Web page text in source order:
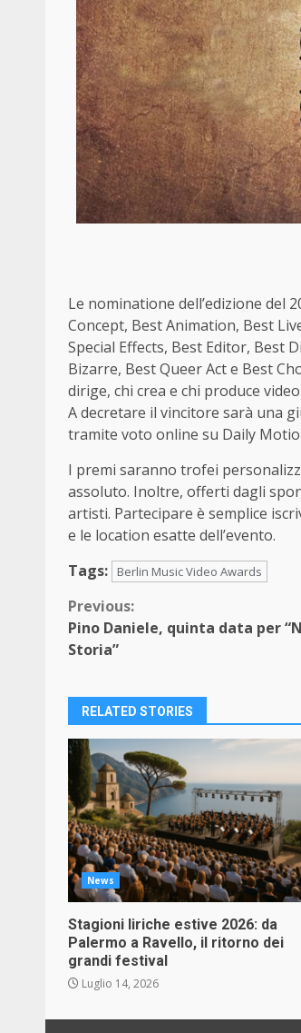
Le nominatione dell’edizione del
Concept, Best Animation, Best
Special Effects, Best Editor, Best
Bizarre, Best Queer Act e Best
dirige, chi crea e chi produce
A decretare il vincitore sarà una
tramite voto online su Daily
I premi saranno trofei
assoluto. Inoltre, offerti dagli
artisti. Partecipare è semplice
e le location esatte dell’evento.
Tags:
Berlin Music Video Awards
Continue
Reading
Previous:
Pino Daniele, quinta data per
Storia”
RELATED STORIES
News
Stagioni liriche estive 2026: da
Palermo a Ravello, il ritorno dei
grandi festival
Luglio 14, 2026